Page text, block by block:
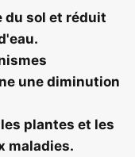
du sol et réduit
une diminution
plantes et les
maladies.